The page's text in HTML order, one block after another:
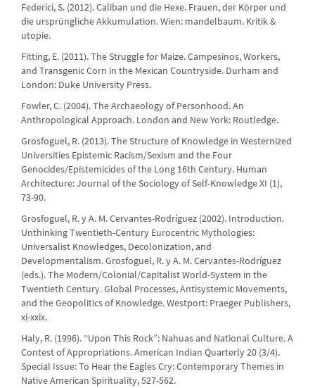
Federici, S. (2012). Caliban und die Hexe. Frauen, der Körper und
die ursprüngliche Akkumulation. Wien: mandelbaum. Kritik &
utopie.
Fitting, E. (2011). The Struggle for Maize. Campesinos, Workers,
and Transgenic Corn in the Mexican Countryside. Durham and
London: Duke University Press.
Fowler, C. (2004). The Archaeology of Personhood. An
Anthropological Approach. London and New York: Routledge.
Grosfoguel, R. (2013). The Structure of Knowledge in Westernized
Universities Epistemic Racism/Sexism and the Four
Genocides/Epistemicides of the Long 16th Century. Human
Architecture: Journal of the Sociology of Self-Knowledge XI (1),
73-90.
Grosfoguel, R. y A. M. Cervantes-Rodríguez (2002). Introduction.
Unthinking Twentieth-Century Eurocentric Mythologies:
Universalist Knowledges, Decolonization, and
Developmentalism. Grosfoguel, R. y A. M. Cervantes-Rodríguez
(eds.). The Modern/Colonial/Capitalist World-System in the
Twentieth Century. Global Processes, Antisystemic Movements,
and the Geopolitics of Knowledge. Westport: Praeger Publishers,
xi-xxix.
Haly, R. (1996). “Upon This Rock”: Nahuas and National Culture. A
Contest of Appropriations. American Indian Quarterly 20 (3/4).
Special Issue: To Hear the Eagles Cry: Contemporary Themes in
Native American Spirituality, 527-562.